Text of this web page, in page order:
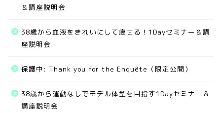
＆講座説明会
38歳から血液をきれいにして痩せる！1Dayセミナー＆講
座説明会
保護中: Thank you for the Enquête（限定公開）
38歳から運動なしでモデル体型を目指す1Dayセミナー＆
講座説明会